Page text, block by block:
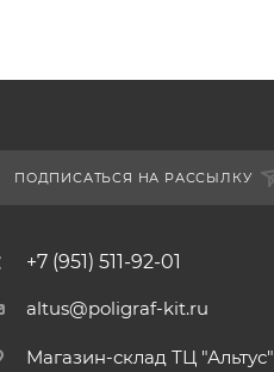
ПОДПИСАТЬСЯ НА РАССЫЛКУ
+7 (951) 511-92-01
altus@poligraf-kit.ru
Магазин-склад ТЦ "Альтус"